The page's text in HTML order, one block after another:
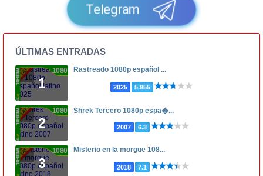
Telegram
ÚLTIMAS ENTRADAS
1
1080p Rastreado 1080p español ...
2025 5.955
2
1080p Shrek Tercero 1080p espa�...
2007 6.3
3
1080p Misterio en la morgue 108...
2018 7.1